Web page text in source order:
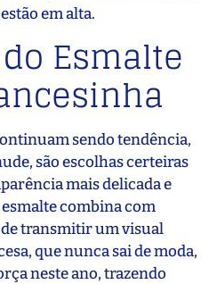
em alta.
Esmalte
sendo tendência,
são escolhas certeiras
mais delicada e
esmalte combina com
transmitir um visual
que nunca sai de moda,
neste ano, trazendo